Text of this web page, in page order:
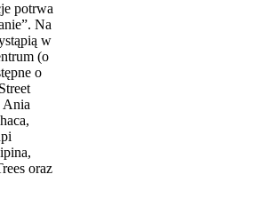
potrwa
Na
w
(o
o
Ania
oraz